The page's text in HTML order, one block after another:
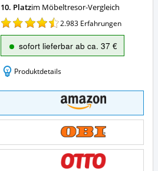
10. Platzim Möbeltresor-Vergleich
2.983 Erfahrungen
sofort lieferbar ab ca. 37 €
Produktdetails